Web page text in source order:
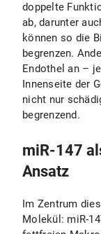
doppelte
ab, darunter
können so die
begrenzen.
Endothel an –
Innenseite der
nicht nur
begrenzend.
miR-147
Ansatz
Im Zentrum
Molekül: miR-